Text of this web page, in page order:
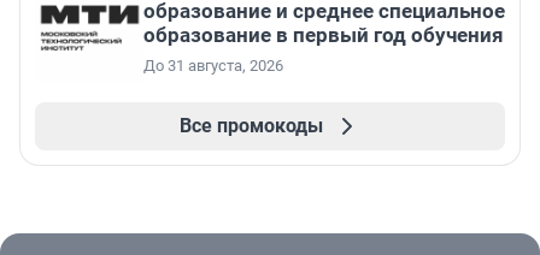
образование и среднее специальное
образование в первый год обучения
До 31 августа, 2026
Все промокоды